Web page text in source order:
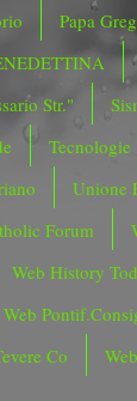
Papa
Str."
Tecnologie
Unione
Forum
Web History
Web
Co